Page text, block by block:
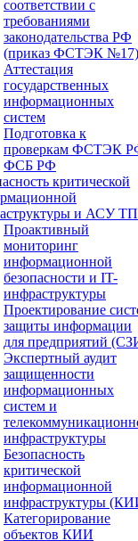
соответствии с
требованиями
законодательства РФ
(приказ ФСТЭК №17)
Аттестация
государственных
информационных
систем
Подготовка к
проверкам ФСТЭК
ФСБ РФ
критической
и АСУ ТП
Проактивный
мониторинг
информационной
безопасности и IT-
инфраструктуры
Проектирование
защиты информации
для предприятий
Экспертный аудит
защищенности
информационных
систем и
инфраструктуры
Безопасность
критической
информационной
инфраструктуры
Категорирование
объектов КИИ